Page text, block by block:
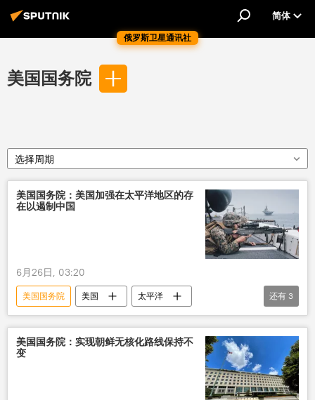
俄罗斯卫星通讯社
简体
美国国务院
选择周期
美国国务院：美国加强在太平洋地区的存
在以遏制中国
6月26日, 03:20
美国国务院 美国
太平洋
太平洋地区
中国 遏制
还有 3
美国国务院：实现朝鲜无核化路线保持不
变